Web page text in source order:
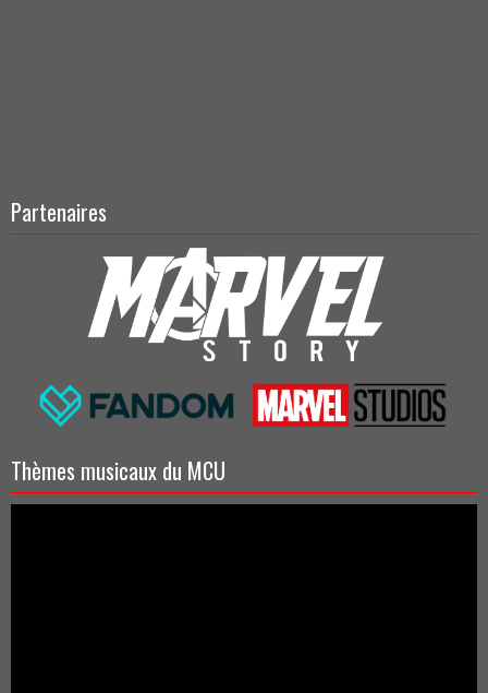
Partenaires
Thèmes musicaux du MCU